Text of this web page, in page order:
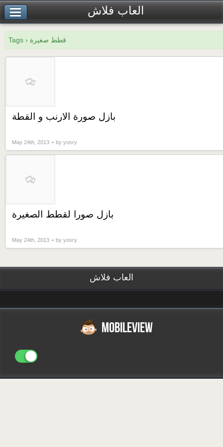
العاب فلاش
Tags › قطط صغيرة
بازل صورة الارنب و القطة
May 24th, 2013 by yosry
بازل صورا لقطط الصغيرة
May 24th, 2013 by yosry
العاب فلاش
MOBILEVIEW